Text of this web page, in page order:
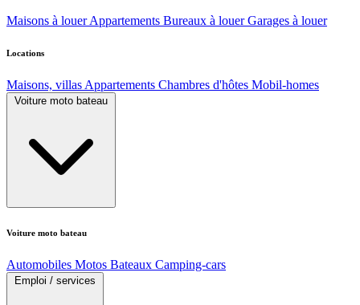
Maisons à louer Appartements Bureaux à louer Garages à louer
Locations
Maisons, villas Appartements Chambres d'hôtes Mobil-homes
Voiture moto bateau
Voiture moto bateau
Automobiles Motos Bateaux Camping-cars
Emploi / services